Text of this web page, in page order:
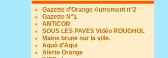
Gazette d'Orange Autrement n°2
Gazette N°1
ANTICOR
SOUS LES PAVES Vidéo ROUGHOL
Mains brune sur la ville.
Aquò d'Aqui
Alerte Orange